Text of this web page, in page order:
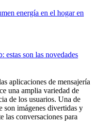
energía en el hogar en
estas son las novedades
aplicaciones de mensajería
una amplia variedad de
de los usuarios. Una de
son imágenes divertidas y
las conversaciones para